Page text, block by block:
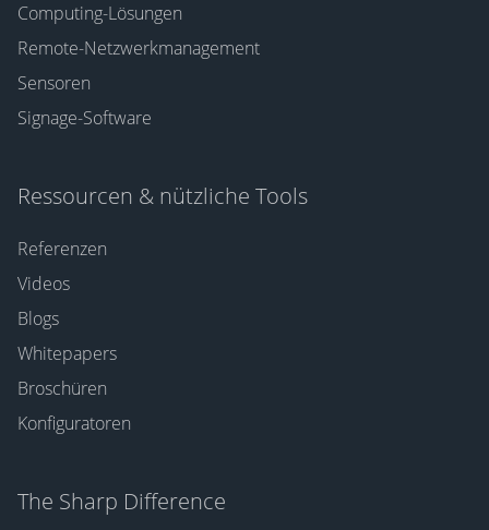
Computing-Lösungen
Remote-Netzwerkmanagement
Sensoren
Signage-Software
Ressourcen & nützliche Tools
Referenzen
Videos
Blogs
Whitepapers
Broschüren
Konfiguratoren
The Sharp Difference